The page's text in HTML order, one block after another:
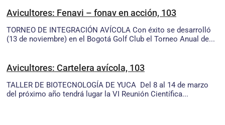
Avicultores: Fenavi – fonav en acción, 103
TORNEO DE INTEGRACIÓN AVÍCOLA Con éxito se desarrolló
(13 de noviembre) en el Bogotá Golf Club el Torneo Anual de...
Avicultores: Cartelera avícola, 103
TALLER DE BIOTECNOLOGÍA DE YUCA Del 8 al 14 de marzo
del próximo año tendrá lugar la VI Reunión Científica...